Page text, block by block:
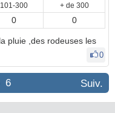
101-300 + de 300
0 0
pluie ,des rodeuses les
0
Suiv.
6